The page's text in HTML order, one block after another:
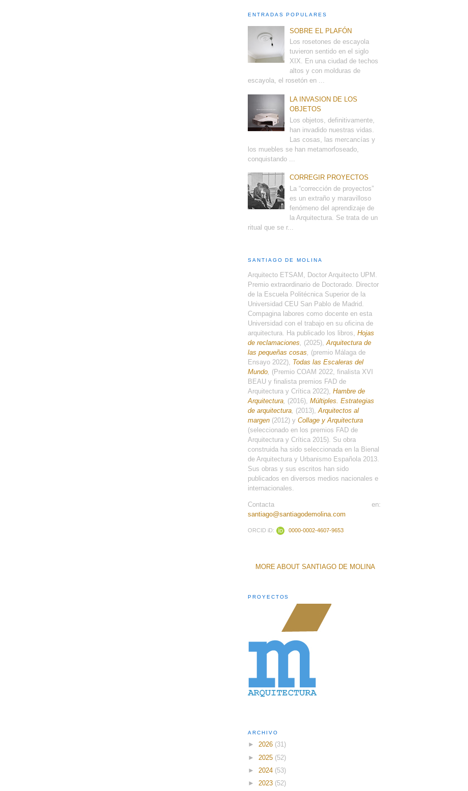
ENTRADAS POPULARES
SOBRE EL PLAFÓN
Los rosetones de escayola
tuvieron sentido en el siglo
XIX. En una ciudad de techos
altos y con molduras de
escayola, el rosetón en ...
LA INVASION DE LOS
OBJETOS
Los objetos, definitivamente,
han invadido nuestras vidas.
Las cosas, las mercancías y
los muebles se han metamorfoseado,
conquistando ...
CORREGIR PROYECTOS
La “corrección de proyectos”
es un extraño y maravilloso
fenómeno del aprendizaje de
la Arquitectura. Se trata de un
ritual que se r...
SANTIAGO DE MOLINA
Arquitecto ETSAM, Doctor Arquitecto UPM.
Premio extraordinario de Doctorado. Director
de la Escuela Politécnica Superior de la
Universidad CEU San Pablo de Madrid.
Compagina labores como docente en esta
Universidad con el trabajo en su oficina de
arquitectura. Ha publicado los libros,Hojas
de reclamaciones
(2025),Arquitectura de
las pequeñas cosas
(premio Málaga de
Ensayo 2022), Todas las Escaleras del
Mundo (Premio COAM 2022, finalista XVI
BEAU y finalista premios FAD de
Arquitectura y Crítica 2022),Hambre de
Arquitectura (2016),Múltiples. Estrategias
de arquitectura (2013),Arquitectos al
margen (2012) yCollage y Arquitectura
(seleccionado en los premios FAD de
Arquitectura y Crítica 2015). Su obra
construida ha sido seleccionada en la Bienal
de Arquitectura y Urbanismo Española 2013.
Sus obras y sus escritos han sido
publicados en diversos medios nacionales e
internacionales.
Contacta en:
santiago@santiagodemolina.com
ORCID iD: 0000-0002-4607-9653
MORE ABOUT SANTIAGO DE MOLINA
PROYECTOS
ARCHIVO
►2026 (31)
► 2025 (52)
► 2024 (53)
►2023 (52)